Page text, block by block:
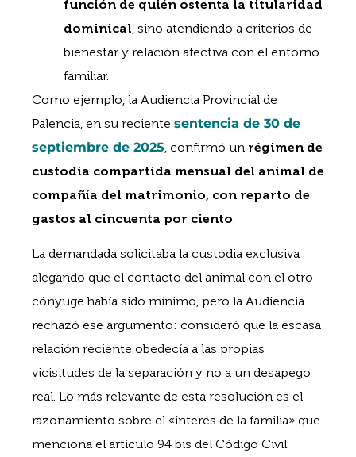
función de quién ostenta la titularidad
dominical , sino atendiendo a criterios de
bienestar y relación afectiva con el entorno
familiar.
Como ejemplo, la Audiencia Provincial de
Palencia, en su reciente sentencia de 30 de
septiembre de 2025 , confirmó un régimen de
custodia compartida mensual del animal de
compañía del matrimonio, con reparto de
gastos al cincuenta por ciento
La demandada solicitaba la custodia exclusiva
alegando que el contacto del animal con el otro
cónyuge había sido mínimo, pero la Audiencia
rechazó ese argumento: consideró que la escasa
relación reciente obedecía a las propias
vicisitudes de la separación y no a un desapego
real. Lo más relevante de esta resolución es el
razonamiento sobre el «interés de la familia» que
menciona el artículo 94 bis del Código Civil.